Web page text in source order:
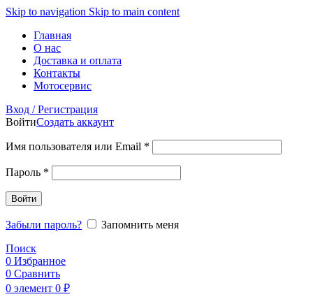
Skip to navigation Skip to main content
Главная
О нас
Доставка и оплата
Контакты
Мотосервис
Вход / Регистрация
ВойтиСоздать аккаунт
Имя пользователя или Email *
Пароль *
Войти
Забыли пароль?
Запомнить меня
Поиск
0 Избранное
0 Сравнить
0 элемент 0 ₽